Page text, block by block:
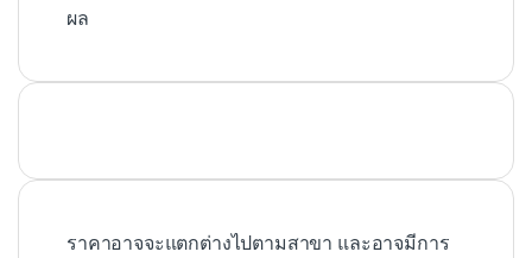
ผล
ราคาอาจจะแตกต่างไปตามสาขา และอาจมีการ